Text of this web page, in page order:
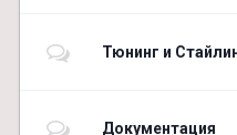
Тюнинг и
Документация